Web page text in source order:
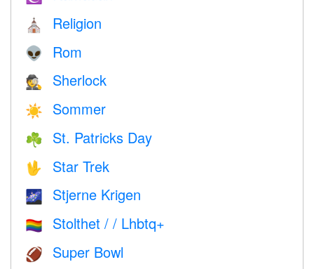
⛪️ Religion
👽 Rom
🕵️ Sherlock
☀️ Sommer
☘️ St. Patricks Day
🖖 Star Trek
🌌 Stjerne Krigen
🏳️‍🌈 Stolthet / / Lhbtq+
🏈 Super Bowl